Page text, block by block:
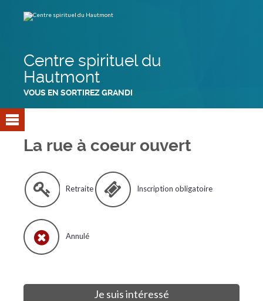
contenu.
Centre spirituel du
Hautmont
VOUS EN SORTIREZ GRANDI
La rue à coeur ouvert
Retraite Inscription obligatoire
Annulé
Je suis intéressé